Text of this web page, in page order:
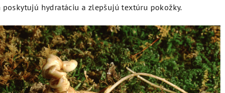
poskytujú hydratáciu a zlepšujú textúru pokožky.